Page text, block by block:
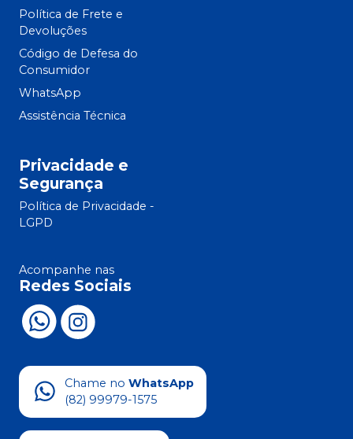
Política de Frete e
Devoluções
Código de Defesa do
Consumidor
WhatsApp
Assistência Técnica
Privacidade e
Segurança
Política de Privacidade -
LGPD
Acompanhe nas
Redes Sociais
Chame no WhatsApp
(82) 99979-1575